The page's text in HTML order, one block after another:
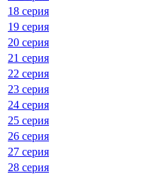
18 серия
19 серия
20 серия
21 серия
22 серия
23 серия
24 серия
25 серия
26 серия
27 серия
28 серия